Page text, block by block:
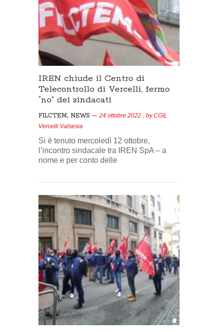
IREN chiude il Centro di
Telecontrollo di Vercelli, fermo
“no” dei sindacati
FILCTEM, NEWS 24 ottobre 2022 , byCGIL
Vercelli Valsesia
Si è tenuto mercoledì 12 ottobre,
l’incontro sindacale tra IREN SpA – a
nome e per conto delle